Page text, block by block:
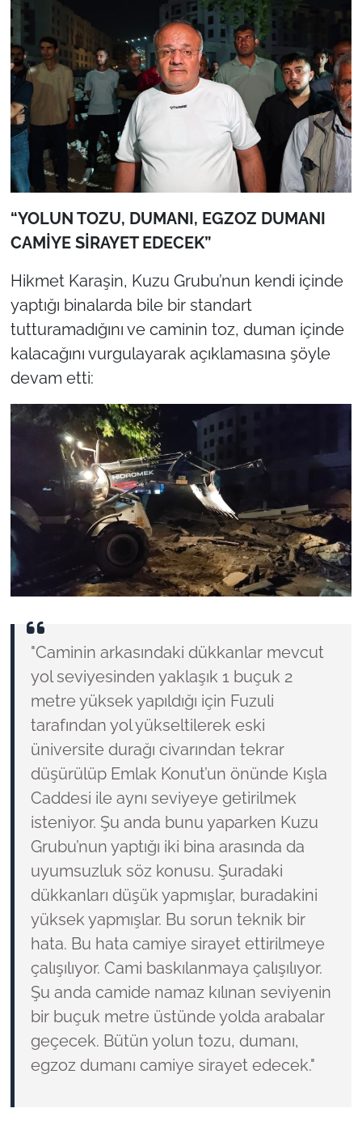
“YOLUN TOZU, DUMANI, EGZOZ DUMANI
CAMİYE SİRAYET EDECEK”
Hikmet Karaşin, Kuzu Grubu’nun kendi içinde
yaptığı binalarda bile bir standart
tutturamadığını ve caminin toz, duman içinde
kalacağını vurgulayarak açıklamasına şöyle
devam etti:
"Caminin arkasındaki dükkanlar mevcut
yol seviyesinden yaklaşık 1 buçuk 2
metre yüksek yapıldığı için Fuzuli
tarafından yol yükseltilerek eski
üniversite durağı civarından tekrar
düşürülüp Emlak Konut’un önünde Kışla
Caddesi ile aynı seviyeye getirilmek
isteniyor. Şu anda bunu yaparken Kuzu
Grubu’nun yaptığı iki bina arasında da
uyumsuzluk söz konusu. Şuradaki
dükkanları düşük yapmışlar, buradakini
yüksek yapmışlar. Bu sorun teknik bir
hata. Bu hata camiye sirayet ettirilmeye
çalışılıyor. Cami baskılanmaya çalışılıyor.
Şu anda camide namaz kılınan seviyenin
bir buçuk metre üstünde yolda arabalar
geçecek. Bütün yolun tozu, dumanı,
egzoz dumanı camiye sirayet edecek."